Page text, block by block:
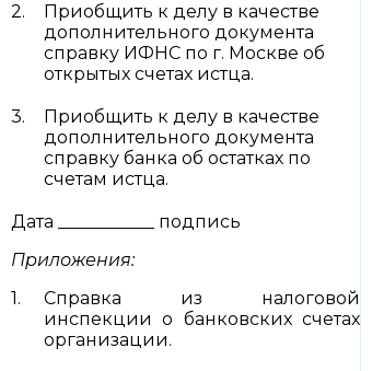
Приобщить к делу в качестве
дополнительного документа
справку ИФНС по г. Москве об
открытых счетах истца.
Приобщить к делу в качестве
дополнительного документа
справку банка об остатках по
счетам истца.
Дата ___________ подпись
Приложения:
Справка из налоговой
инспекции о банковских счетах
организации.